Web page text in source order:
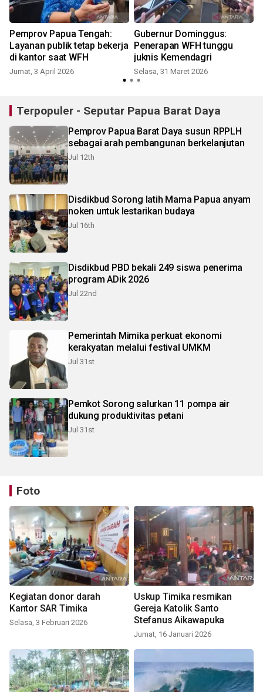
Pemprov Papua Tengah:
Layanan publik tetap bekerja
di kantor saat WFH
Jumat, 3 April 2026
Gubernur Dominggus:
Penerapan WFH tunggu
juknis Kemendagri
Selasa, 31 Maret 2026
Terpopuler - Seputar Papua Barat Daya
Pemprov Papua Barat Daya susun RPPLH
sebagai arah pembangunan berkelanjutan
Jul 12th
Disdikbud Sorong latih Mama Papua anyam
noken untuk lestarikan budaya
Jul 16th
Disdikbud PBD bekali 249 siswa penerima
program ADik 2026
Jul 22nd
Pemerintah Mimika perkuat ekonomi
kerakyatan melalui festival UMKM
Jul 31st
Pemkot Sorong salurkan 11 pompa air
dukung produktivitas petani
Jul 31st
Foto
Kegiatan donor darah
Kantor SAR Timika
Selasa, 3 Februari 2026
Uskup Timika resmikan
Gereja Katolik Santo
Stefanus Aikawapuka
Jumat, 16 Januari 2026